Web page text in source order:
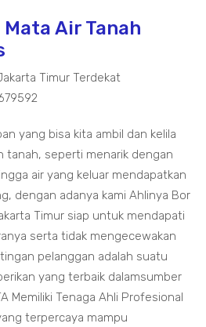
Air Tanah
Timur Terdekat
yang bisa kita ambil dan kelila
tanah, seperti menarik dengan
air yang keluar mendapatkan
dengan adanya kami Ahlinya Bor
Timur siap untuk mendapati
serta tidak mengecewakan
pelanggan adalah suatu
yang terbaik dalamsumber
Memiliki Tenaga Ahli Profesional
terpercaya mampu